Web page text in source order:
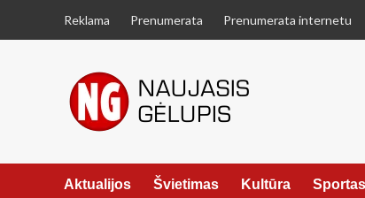
Reklama Prenumerata Prenumerata internetu
Aktualijos Švietimas Kultūra Sportas